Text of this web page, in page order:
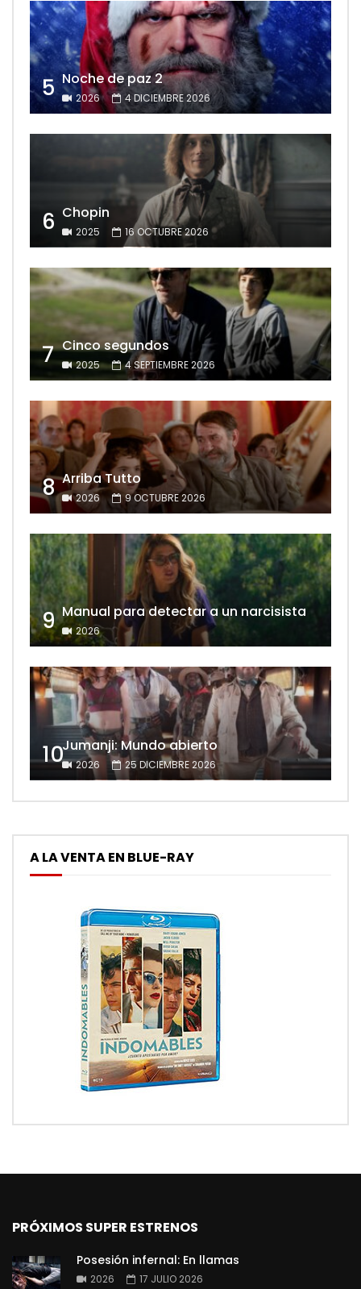
5 Noche de paz 2
2026 4 DICIEMBRE 2026
6 Chopin
2025 16 OCTUBRE 2026
7 Cinco segundos
2025 4 SEPTIEMBRE 2026
8 Arriba Tutto
2026 9 OCTUBRE 2026
9 Manual para detectar a un narcisista
2026
10Jumanji: Mundo abierto
2026 25 DICIEMBRE 2026
A LA VENTA EN BLUE-RAY
PRÓXIMOS SUPER ESTRENOS
Posesión infernal: En llamas
2026 17 JULIO 2026